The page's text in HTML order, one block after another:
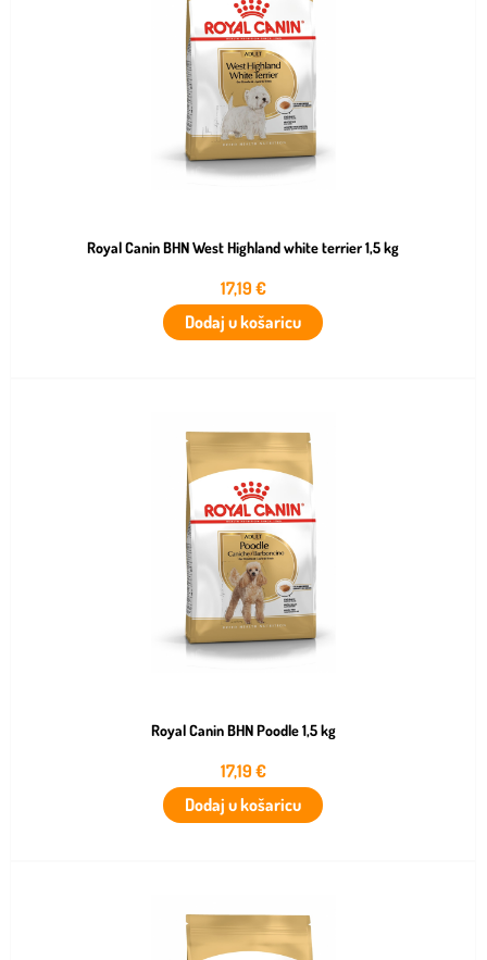
Royal Canin BHN West Highland white terrier 1,5 kg
17,19€
Dodaj u košaricu
Royal Canin BHN Poodle 1,5 kg
17,19€
Dodaj u košaricu